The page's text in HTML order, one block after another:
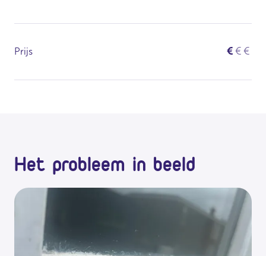
Prijs €€€
Het probleem in beeld